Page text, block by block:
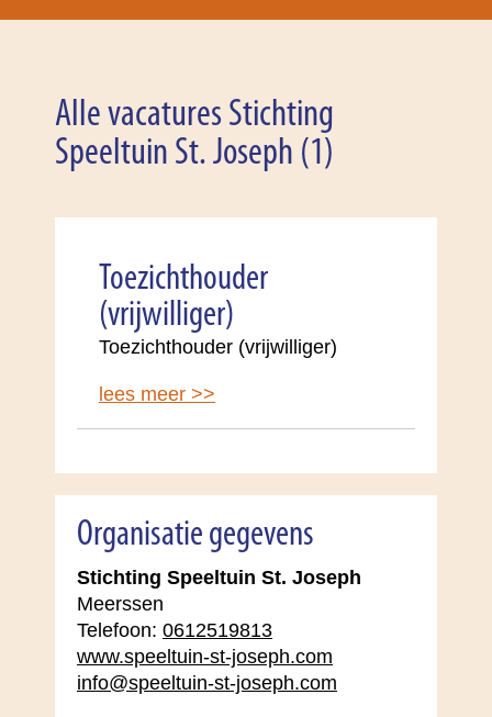
Alle vacatures Stichting
Speeltuin St. Joseph (1)
Toezichthouder
(vrijwilliger)
Toezichthouder (vrijwilliger)
lees meer >>
Organisatie gegevens
Stichting Speeltuin St. Joseph
Meerssen
Telefoon: 0612519813
www.speeltuin-st-joseph.com
info@speeltuin-st-joseph.com